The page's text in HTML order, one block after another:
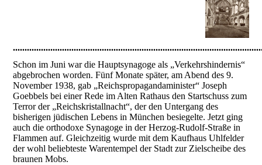
Schon im Juni war die Hauptsynagoge als „Verkehrshindernis“
abgebrochen worden. Fünf Monate später, am Abend des 9.
November 1938, gab „Reichspropagandaminister“ Joseph
Goebbels bei einer Rede im Alten Rathaus den Startschuss zum
Terror der „Reichskristallnacht“, der den Untergang des
bisherigen jüdischen Lebens in München besiegelte. Jetzt ging
auch die orthodoxe Synagoge in der Herzog-Rudolf-Straße in
Flammen auf. Gleichzeitig wurde mit dem Kaufhaus Uhlfelder
der wohl beliebteste Warentempel der Stadt zur Zielscheibe des
braunen Mobs.